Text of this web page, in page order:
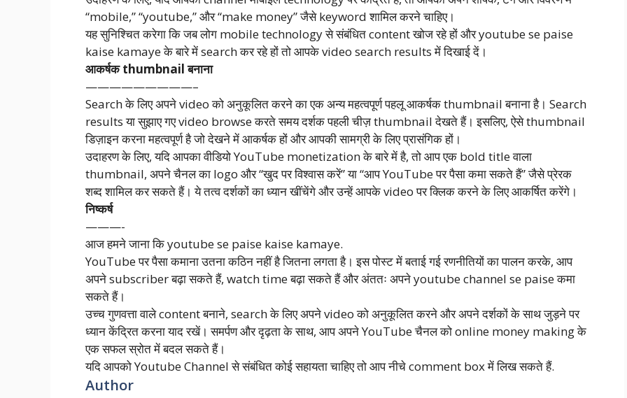
“mobile,” “youtube,” और “make money” जैसे keyword शामिल करने चाहिए।
यह सुनिश्चित करेगा कि जब लोग mobile technology से संबंधित content खोज रहे हों और youtube se paise
kaise kamaye के बारे में search कर रहे हों तो आपके video search results में दिखाई दें।
आकर्षक thumbnail बनाना
—————————–
Search के लिए अपने video को अनुकूलित करने का एक अन्य महत्वपूर्ण पहलू आकर्षक thumbnail बनाना है। Search
results या सुझाए गए video browse करते समय दर्शक पहली चीज़ thumbnail देखते हैं। इसलिए, ऐसे thumbnail
डिज़ाइन करना महत्वपूर्ण है जो देखने में आकर्षक हों और आपकी सामग्री के लिए प्रासंगिक हों।
उदाहरण के लिए, यदि आपका वीडियो YouTube monetization के बारे में है, तो आप एक bold title वाला
thumbnail, अपने चैनल का logo और “खुद पर विश्वास करें” या “आप YouTube पर पैसा कमा सकते हैं” जैसे प्रेरक
शब्द शामिल कर सकते हैं। ये तत्व दर्शकों का ध्यान खींचेंगे और उन्हें आपके video पर क्लिक करने के लिए आकर्षित करेंगे।
निष्कर्ष
———-
आज हमने जाना कि youtube se paise kaise kamaye.
YouTube पर पैसा कमाना उतना कठिन नहीं है जितना लगता है। इस पोस्ट में बताई गई रणनीतियों का पालन करके, आप
अपने subscriber बढ़ा सकते हैं, watch time बढ़ा सकते हैं और अंततः अपने youtube channel se paise कमा
सकते हैं।
उच्च गुणवत्ता वाले content बनाने, search के लिए अपने video को अनुकूलित करने और अपने दर्शकों के साथ जुड़ने पर
ध्यान केंद्रित करना याद रखें। समर्पण और दृढ़ता के साथ, आप अपने YouTube चैनल को online money making के
एक सफल स्रोत में बदल सकते हैं।
यदि आपको Youtube Channel से संबंधित कोई सहायता चाहिए तो आप नीचे comment box में लिख सकते हैं.
Author